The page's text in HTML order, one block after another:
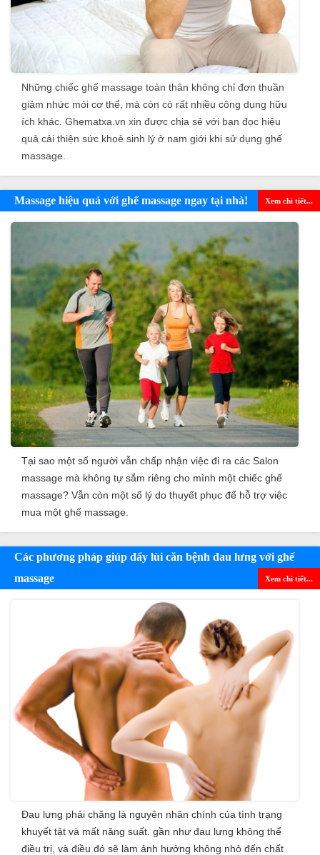
Những chiếc ghế massage toàn thân không chỉ đơn thuần
giảm nhức mỏi cơ thể, mà còn có rất nhiều công dụng hữu
ích khác. Ghematxa.vn xin được chia sẻ với bạn đọc hiệu
quả cải thiện sức khoẻ sinh lý ở nam giới khi sử dụng ghế
massage.
Massage hiệu quả với ghế massage ngay tại nhà! Xem chi tiết...
Tại sao một số người vẫn chấp nhận việc đi ra các Salon
massage mà không tự sắm riêng cho mình một chiếc ghế
massage? Vẫn còn một số lý do thuyết phục để hỗ trợ việc
mua một ghế massage.
Các phương pháp giúp đẩy lùi căn bệnh đau lưng với ghế
massage
Xem chi tiết...
Đau lưng phải chăng là nguyên nhân chính của tình trạng
khuyết tật và mất năng suất. gần như đau lưng không thể
điều trị, và điều đó sẽ làm ảnh hưởng không nhỏ đến chất